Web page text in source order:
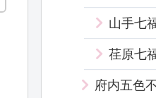
山手七
荏原七
府内五色